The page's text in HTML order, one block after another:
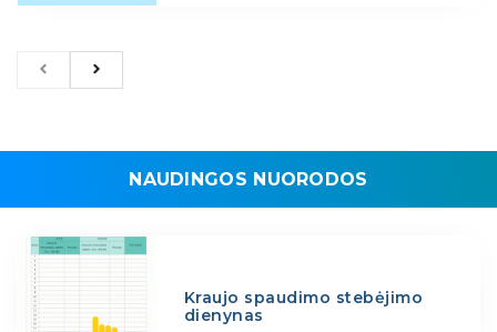
NAUDINGOS NUORODOS
Kraujo spaudimo stebėjimo
dienynas